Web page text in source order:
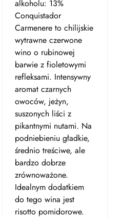
alkoholu: 13%
Conquistador
Carmenere to chilijskie
wytrawne czerwone
wino o rubinowej
barwie z fioletowymi
refleksami. Intensywny
aromat czarnych
owoców, jeżyn,
suszonych liści z
pikantnymi nutami. Na
podniebieniu gładkie,
średnio treściwe, ale
bardzo dobrze
zrównoważone.
Idealnym dodatkiem
do tego wina jest
risotto pomidorowe.